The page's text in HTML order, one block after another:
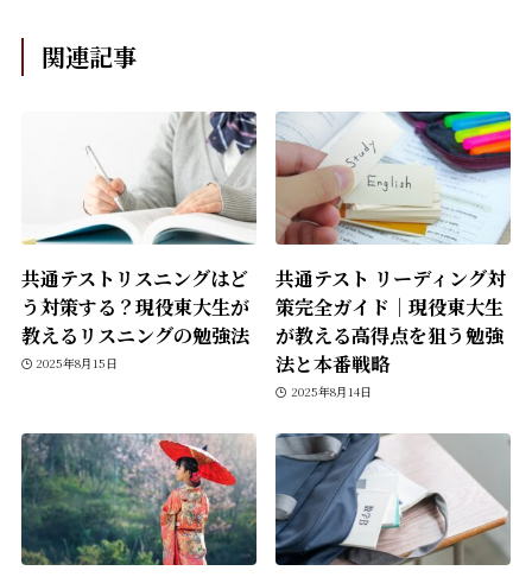
関連記事
共通テストリスニングはど
う対策する？現役東大生が
教えるリスニングの勉強法
2025年8月15日
共通テスト リーディング対
策完全ガイド｜現役東大生
が教える高得点を狙う勉強
法と本番戦略
2025年8月14日